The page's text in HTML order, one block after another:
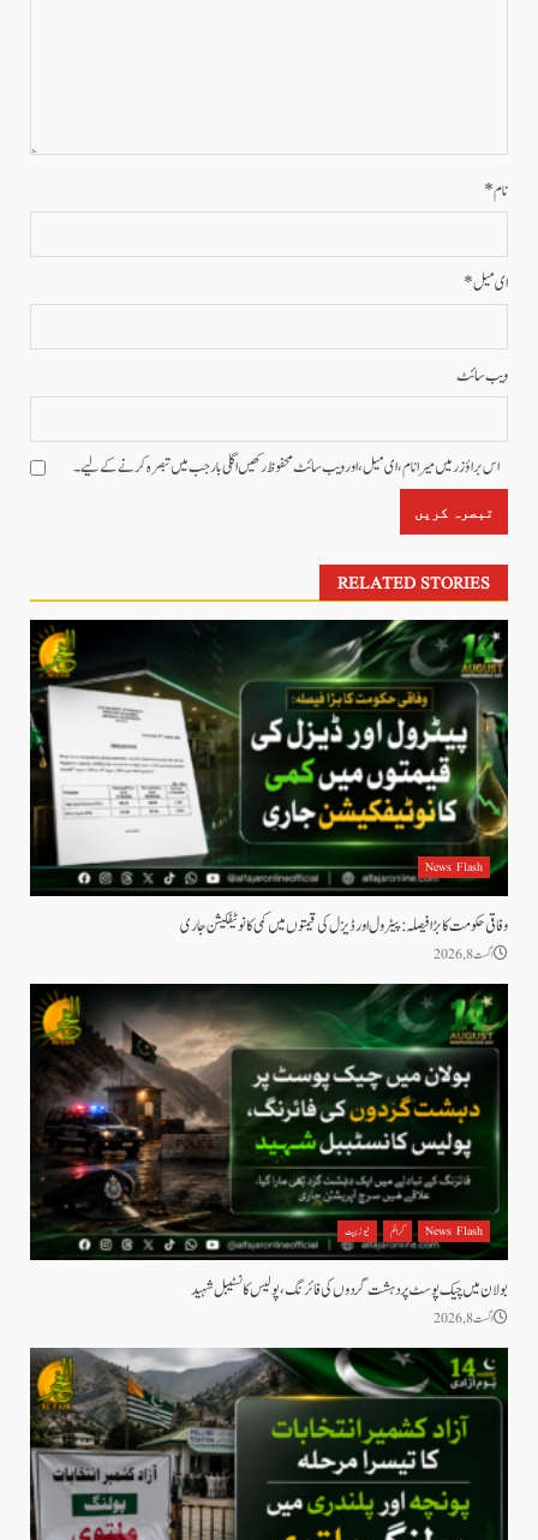
نام*
ای میل*
ویب‌ سائٹ
اس براؤزر میں میرا نام، ای میل، اور ویب سائٹ محفوظ رکھیں اگلی بار جب میں تبصرہ کرنے کےلیے۔
RELATED STORIES
News Flash
وفاقی حکومت کا بڑا فیصلہ: پیٹرول اور ڈیزل کی قیمتوں میں کمی کا نوٹیفکیشن جاری
اگست 8, 2026
News Flash کرائم نیوز بیٹ
بولان میں چیک پوسٹ پر دہشت گردوں کی فائرنگ، پولیس کانسٹیبل شہید
اگست 8, 2026